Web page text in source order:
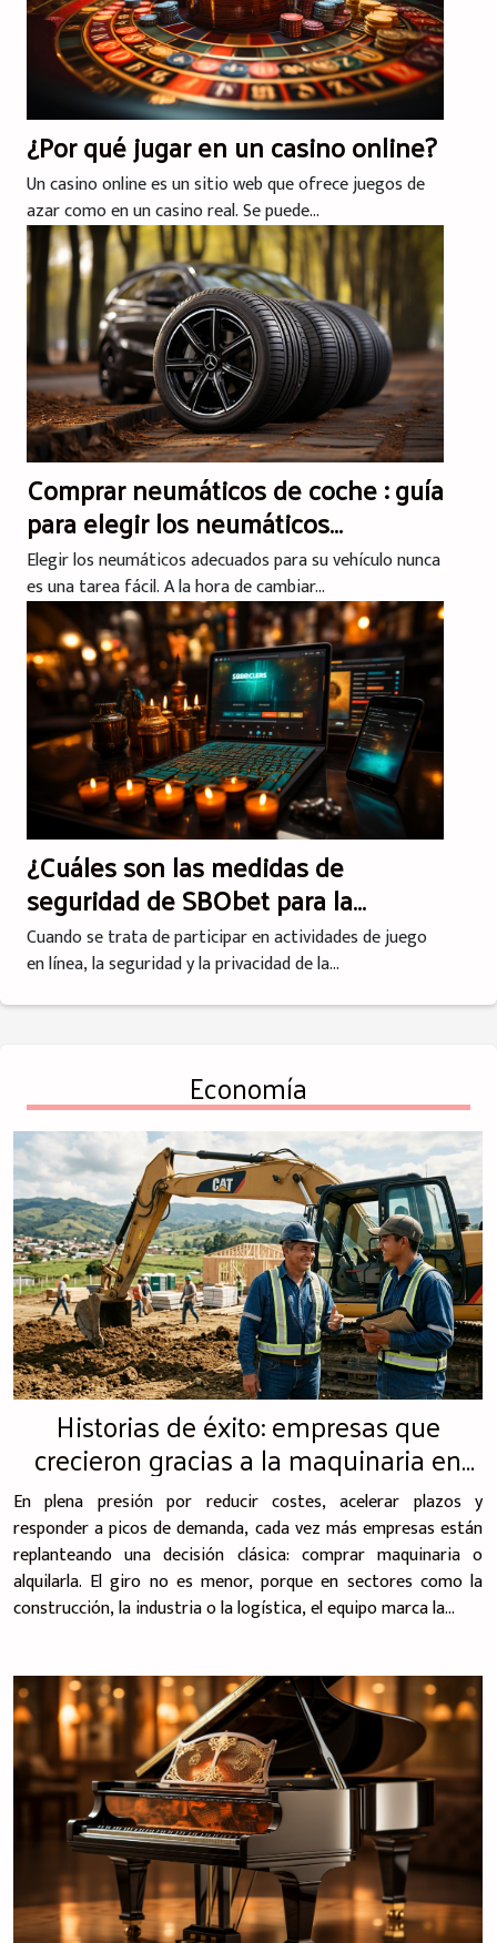
¿Por qué jugar en un casino online?
Un casino online es un sitio web que ofrece juegos de
azar como en un casino real. Se puede...
Comprar neumáticos de coche : guía
para elegir los neumáticos
adecuados
Elegir los neumáticos adecuados para su vehículo nunca
es una tarea fácil. A la hora de cambiar...
¿Cuáles son las medidas de
seguridad de SBObet para la
privacidad y protección del usuario ?
Cuando se trata de participar en actividades de juego
en línea, la seguridad y la privacidad de la...
Economía
Historias de éxito: empresas que
crecieron gracias a la maquinaria en
alquiler
En plena presión por reducir costes, acelerar plazos y
responder a picos de demanda, cada vez más empresas están
replanteando una decisión clásica: comprar maquinaria o
alquilarla. El giro no es menor, porque en sectores como la
construcción, la industria o la logística, el equipo marca la...